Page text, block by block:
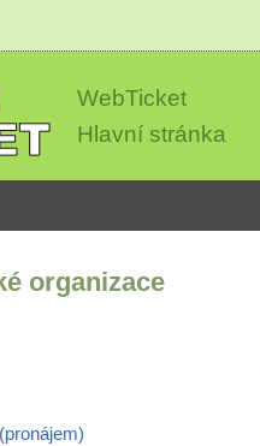
WebTicket
Hlavní stránka
organizace